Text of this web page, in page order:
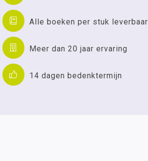
Alle boeken per stuk leverbaar
Meer dan 20 jaar ervaring
14 dagen bedenktermijn